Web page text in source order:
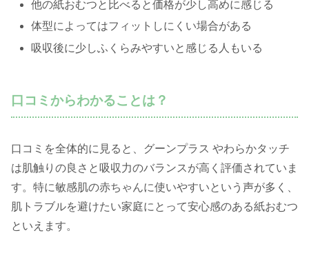
他の紙おむつと比べると価格が少し高めに感じる
体型によってはフィットしにくい場合がある
吸収後に少しふくらみやすいと感じる人もいる
口コミからわかることは？
口コミを全体的に見ると、グーンプラス やわらかタッチ
は肌触りの良さと吸収力のバランスが高く評価されていま
す。特に敏感肌の赤ちゃんに使いやすいという声が多く、
肌トラブルを避けたい家庭にとって安心感のある紙おむつ
といえます。